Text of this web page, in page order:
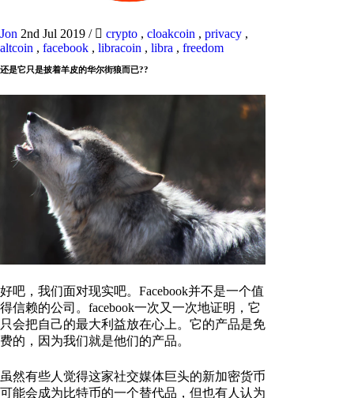
Jon 2nd Jul 2019 / crypto , cloakcoin , privacy ,
altcoin , facebook , libracoin , libra , freedom
还是它只是披着羊皮的华尔街狼而已??
好吧，我们面对现实吧。Facebook并不是一个值
得信赖的公司。facebook一次又一次地证明，它
只会把自己的最大利益放在心上。它的产品是免
费的，因为我们就是他们的产品。
虽然有些人觉得这家社交媒体巨头的新加密货币
可能会成为比特币的一个替代品，但也有人认为